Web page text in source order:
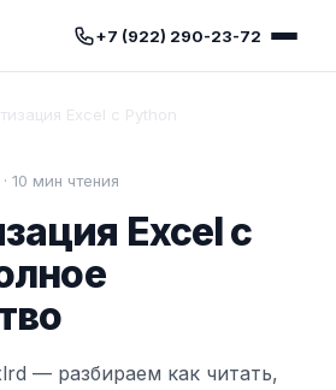
+7 (922) 290-23-72
Excel с Python
10 мин чтения
Excel с
— разбираем как читать,